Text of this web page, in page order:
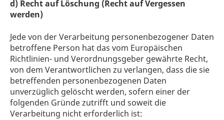
d) Recht auf Löschung (Recht auf Vergessen
werden)
Jede von der Verarbeitung personenbezogener Daten
betroffene Person hat das vom Europäischen
Richtlinien- und Verordnungsgeber gewährte Recht,
von dem Verantwortlichen zu verlangen, dass die sie
betreffenden personenbezogenen Daten
unverzüglich gelöscht werden, sofern einer der
folgenden Gründe zutrifft und soweit die
Verarbeitung nicht erforderlich ist: